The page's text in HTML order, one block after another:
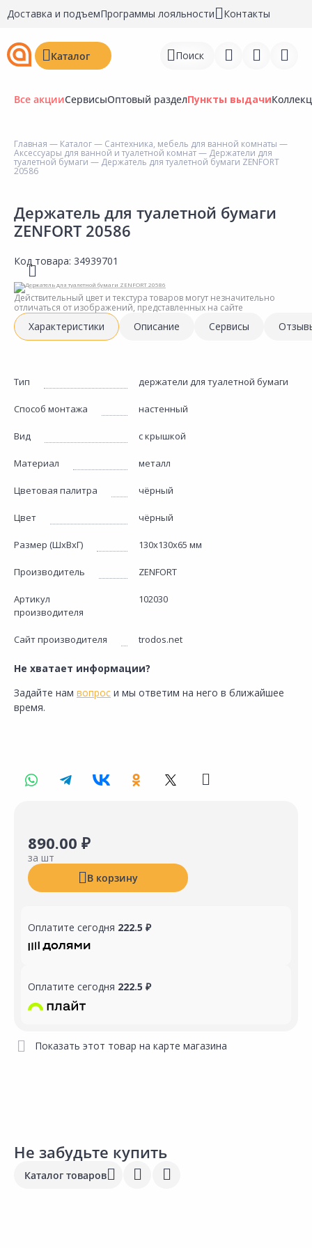
Доставка и подъемПрограммы лояльности Контакты
Каталог Поиск
Войти
Перейти к сравнению
товары
Все акцииСервисыОптовый разделПункты выдачи
Главная — Каталог— Сантехника, мебель для ванной комнаты —
Аксессуары для ванной и туалетной комнат— Держатели для
туалетной бумаги — Держатель для туалетной бумаги ZENFORT
20586
Держатель для туалетной бумаги
ZENFORT 20586
Код товара: 34939701
Действительный цвет и текстура товаров могут незначительно
отличаться от изображений, представленных на сайте
Характеристики Описание Сервисы
Тип держатели для туалетной бумаги
Способ монтажа настенный
Вид с крышкой
Материал металл
Цветовая палитра чёрный
Цвет чёрный
Размер (ШхВхГ) 130х130х65 мм
Производитель ZENFORT
Артикул
производителя
102030
Сайт производителя trodos.net
Не хватает информации?
Задайте нам вопрос и мы ответим на него в ближайшее
время.
890.00 ₽
за шт
В корзину
Оплатите сегодня 222.5 ₽
Оплатите сегодня 222.5 ₽
Показать этот товар на карте магазина
Не забудьте купить
Каталог товаров